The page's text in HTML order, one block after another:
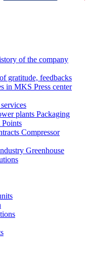
of the company
gratitude, feedbacks
in MKS Press center
plants Packaging
Compressor
Greenhouse